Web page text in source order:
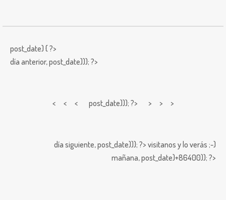
post_date) { ?>
día anterior,post_date))); ?>
< < < post_date))); ?> > > >
día siguiente,post_date))); ?> visitanos y lo verás ;-)
mañana,post_date)+86400)); ?>